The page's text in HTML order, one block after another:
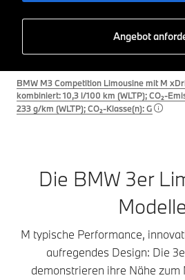
Angebot
BMW M3 Competition Limousine mit M
kombiniert: 10,3 l/100 km (WLTP); CO₂-
233 g/km (WLTP); CO₂-Klasse(n): G
Die BMW 3er
M typische Performance,
aufregendes Design: Die
demonstrieren ihre Nähe